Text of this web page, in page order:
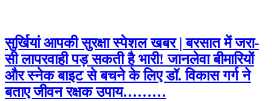
सुर्खियां आपकी सुरक्षा स्पेशल खबर | बरसात में जरा-
सी लापरवाही पड़ सकती है भारी! जानलेवा बीमारियों
और स्नेक बाइट से बचने के लिए डॉ. विकास गर्ग ने
बताए जीवन रक्षक उपाय………